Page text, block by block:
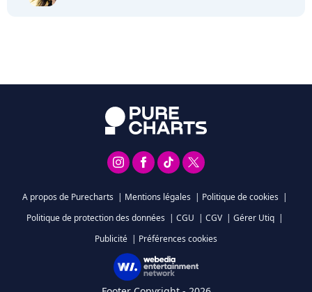
A propos de Purecharts | Mentions légales | Politique de cookies |
Politique de protection des données | CGU | CGV | Gérer Utiq |
Publicité | Préférences cookies